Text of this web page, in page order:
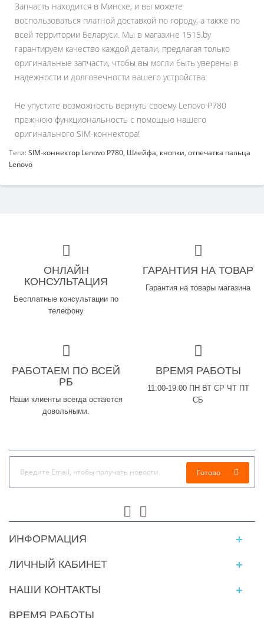
Запчасть находится в Минске, и вы можете
воспользоваться платной доставкой по городу, а также по
всей территории Беларуси. Мы в магазине 1515.by
гарантируем качество каждой детали, предлагая только
оригинальные запчасти, чтобы вы могли быть уверены в
надежности и долговечности вашего устройства.
Не упустите возможность вернуть своему Lenovo P780
прежнюю функциональность с помощью нашего
оригинального SIM-коннектора!
Теги:SIM-коннектор Lenovo P780, Шлейфа, кнопки, отпечатка пальца
Lenovo
ОНЛАЙН
КОНСУЛЬТАЦИЯ
Бесплатные консультации по
телефону
ГАРАНТИЯ НА ТОВАР
Гарантия на товары магазина
РАБОТАЕМ ПО ВСЕЙ
РБ
Наши клиенты всегда остаются
довольными.
ВРЕМЯ РАБОТЫ
11:00-19:00 ПН ВТ СР ЧТ ПТ
СБ
Готово
ИНФОРМАЦИЯ
ЛИЧНЫЙ КАБИНЕТ
НАШИ КОНТАКТЫ
ВРЕМЯ РАБОТЫ